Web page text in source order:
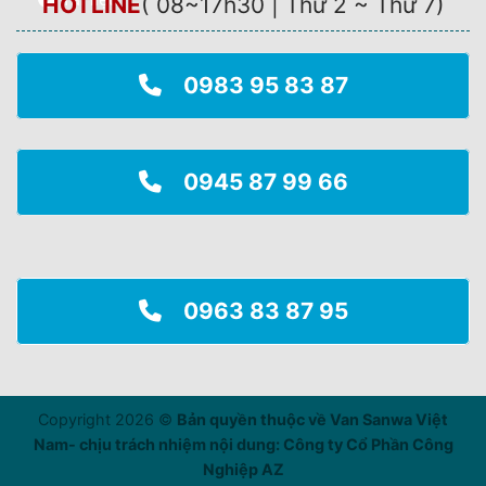
0983 95 83 87
0945 87 99 66
0963 83 87 95
Copyright 2026 © Bản quyền thuộc về Van Sanwa Việt
Nam- chịu trách nhiệm nội dung: Công ty Cổ Phần Công
Nghiệp AZ